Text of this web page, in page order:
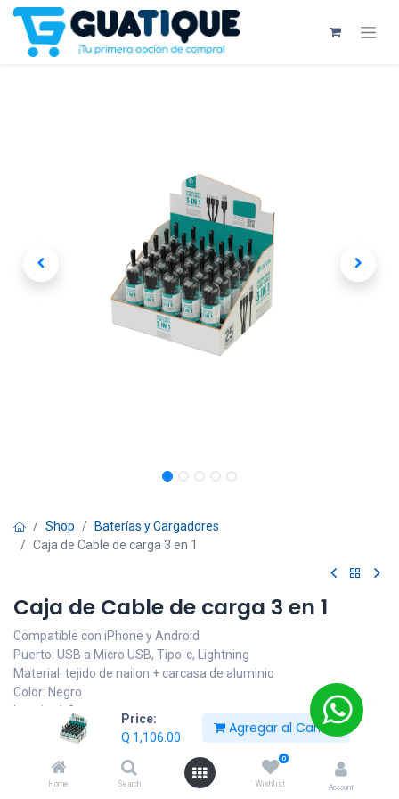
Price:
Q 1,106.00
Agregar al Carrito
Home Search
0
Wishlist Account
Shop
Baterías y Cargadores
Caja de Cable de carga 3 en 1
Caja de Cable de carga 3 en 1
Compatible con iPhone y Android
Puerto: USB a Micro USB, Tipo-c, Lightning
Material: tejido de nailon + carcasa de aluminio
Color: Negro
Longitud: 2m
Incluye 25 cables
1,106.00